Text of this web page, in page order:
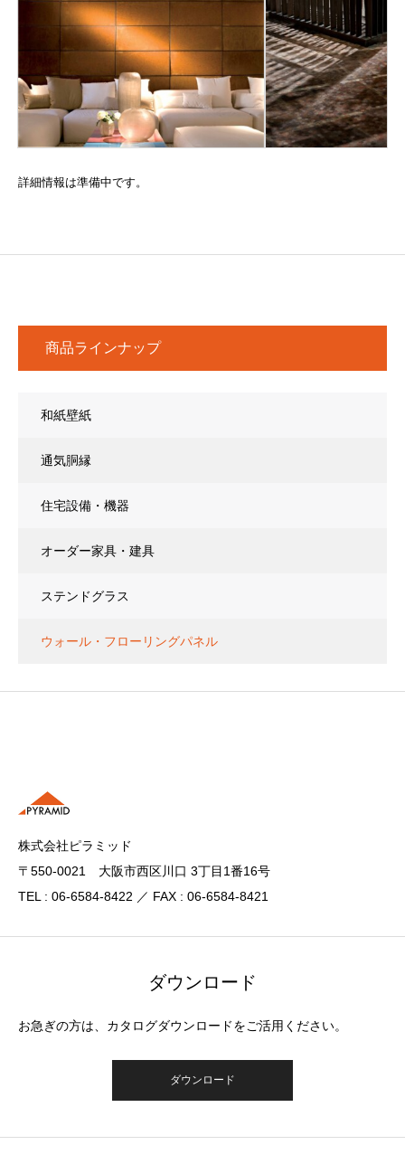
詳細情報は準備中です。
商品ラインナップ
和紙壁紙
通気胴縁
住宅設備・機器
オーダー家具・建具
ステンドグラス
ウォール・フローリングパネル
株式会社ピラミッド
〒550-0021 大阪市西区川口 3丁目1番16号
TEL : 06-6584-8422 ／ FAX : 06-6584-8421
ダウンロード
お急ぎの方は、カタログダウンロードをご活用ください。
ダウンロード